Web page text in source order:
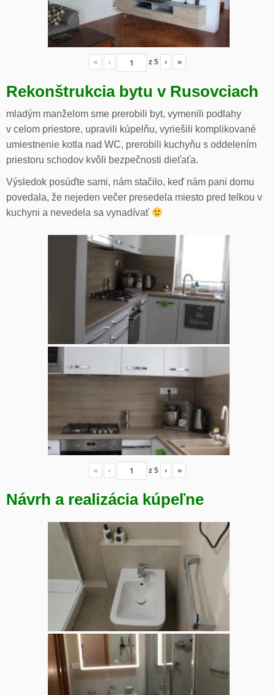
« ‹ z5 › »
Rekonštrukcia bytu v Rusovciach
mladým manželom sme prerobili byt, vymenili podlahy
v celom priestore, upravili kúpelňu, vyriešili komplikované
umiestnenie kotla nad WC, prerobili kuchyňu s oddelením
priestoru schodov kvôli bezpečnosti dieťaťa.
Výsledok posúďte sami, nám stačilo, keď nám pani domu
povedala, že nejeden večer presedela miesto pred telkou v
kuchyni a nevedela sa vynadívať
« ‹ z5 › »
Návrh a realizácia kúpeľne